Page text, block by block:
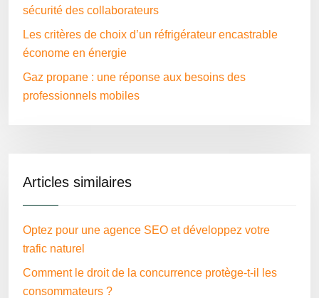
sécurité des collaborateurs
Les critères de choix d’un réfrigérateur encastrable
économe en énergie
Gaz propane : une réponse aux besoins des
professionnels mobiles
Articles similaires
Optez pour une agence SEO et développez votre
trafic naturel
Comment le droit de la concurrence protège-t-il les
consommateurs ?